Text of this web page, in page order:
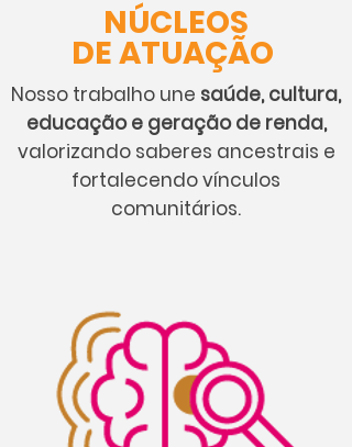
NÚCLEOS
DEATUAÇÃO
Nosso trabalho une saúde, cultura,
educação e geração de renda,
valorizando saberes ancestrais e
fortalecendo vínculos
comunitários.